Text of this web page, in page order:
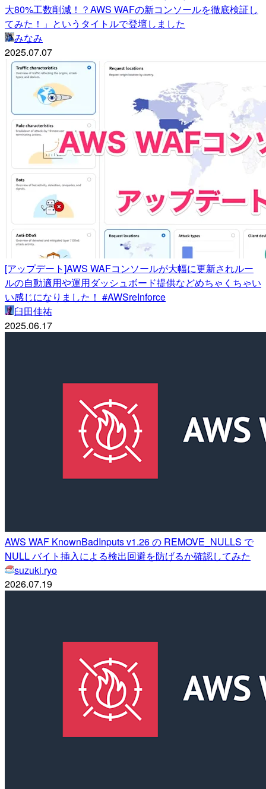
大80%工数削減！？AWS WAFの新コンソールを徹底検証し
てみた！」というタイトルで登壇しました
みなみ
2025.07.07
[アップデート]AWS WAFコンソールが大幅に更新されルー
ルの自動適用や運用ダッシュボード提供などめちゃくちゃい
い感じになりました！ #AWSreInforce
臼田佳祐
2025.06.17
AWS WAF KnownBadInputs v1.26 の REMOVE_NULLS で
NULL バイト挿入による検出回避を防げるか確認してみた
suzuki.ryo
2026.07.19